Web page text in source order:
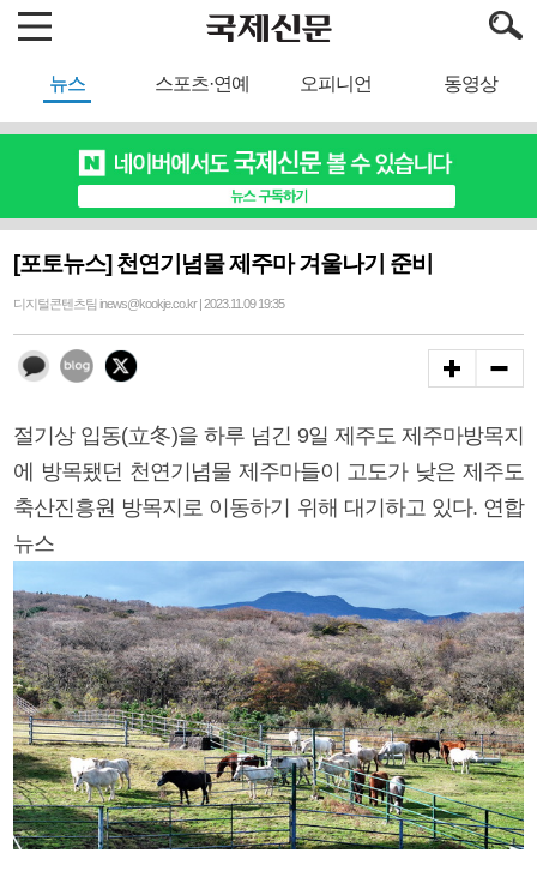
뉴스 스포츠·연예 오피니언 동영상
[포토뉴스] 천연기념물 제주마 겨울나기 준비
디지털콘텐츠팀 inews@kookje.co.kr | 2023.11.09 19:35
절기상 입동(立冬)을 하루 넘긴 9일 제주도 제주마방목지
에 방목됐던 천연기념물 제주마들이 고도가 낮은 제주도
축산진흥원 방목지로 이동하기 위해 대기하고 있다. 연합
뉴스